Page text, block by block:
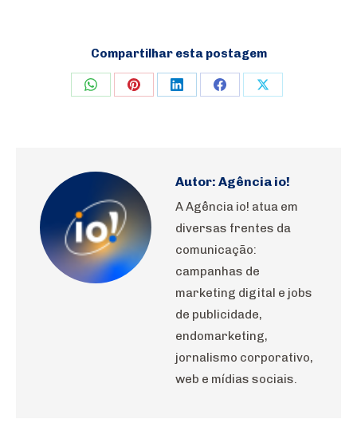
Compartilhar esta postagem
Share Share Share Share Share
Autor: Agência io!
A Agência io! atua em
diversas frentes da
comunicação:
campanhas de
marketing digital e jobs
de publicidade,
endomarketing,
jornalismo corporativo,
web e mídias sociais.